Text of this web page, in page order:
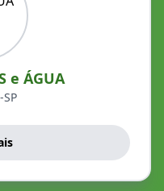
e ÁGUA